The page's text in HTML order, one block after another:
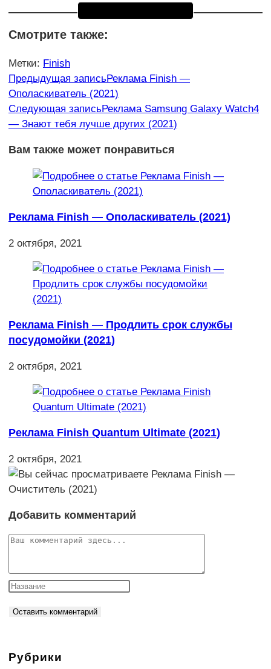
Смотрите также:
Метки: Finish
Еще
статьи
Предыдущая записьРеклама Finish —
Ополаскиватель (2021)
Следующая записьРеклама Samsung Galaxy Watch4
— Знают тебя лучше других (2021)
Вам также может понравиться
Реклама Finish — Ополаскиватель (2021)
2 октября, 2021
Реклама Finish — Продлить срок службы
посудомойки (2021)
2 октября, 2021
Реклама Finish Quantum Ultimate (2021)
2 октября, 2021
Добавить комментарий
Комментарий
Рубрики